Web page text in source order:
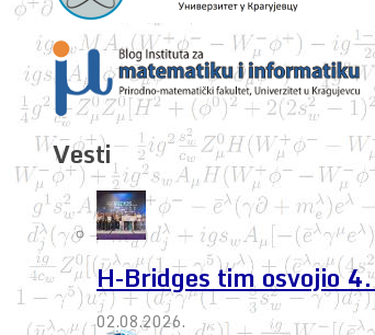
Vesti
H-Bridges tim osvojio
02.08.2026.